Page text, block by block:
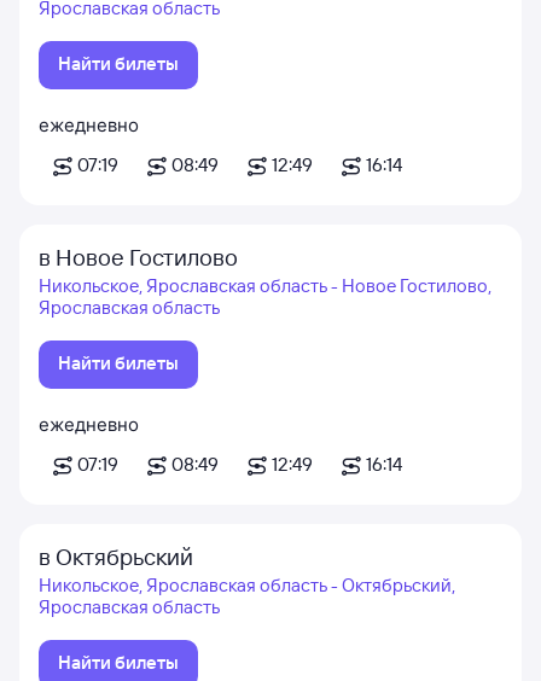
Ярославская область
Найти билеты
ежедневно
07:19
08:49 12:49 16:14
в Новое Гостилово
Никольское, Ярославская область - Новое Гостилово,
Ярославская область
Найти билеты
ежедневно
07:19
08:49 12:49 16:14
в Октябрьский
Никольское, Ярославская область - Октябрьский,
Ярославская область
Найти билеты